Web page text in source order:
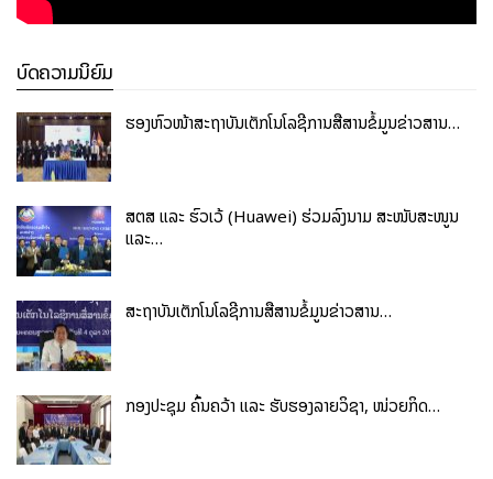
ບົດຄວາມນິຍົມ
ຮອງຫົວໜ້າສະຖາບັນເຕັກໂນໂລຊີການສື່ສານຂໍ້ມູນຂ່າວສານ…
ສຕສ ແລະ ຮົວເວ້ (Huawei) ຮ່ວມລົງນາມ ສະໜັບສະໜູນ
ແລະ…
ສະຖາບັນເຕັກໂນໂລຊີການສື່ສານຂໍ້ມູນຂ່າວສານ…
ກອງປະຊຸມ ຄົ້ນຄວ້າ ແລະ ຮັບຮອງລາຍວິຊາ, ໜ່ວຍກິດ…